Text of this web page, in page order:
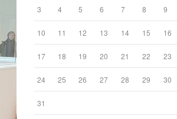
3 4 5 6 7 8 9
10 11 12 13 14 15 16
17 18 19 20 21 22 23
24 25 26 27 28 29 30
31